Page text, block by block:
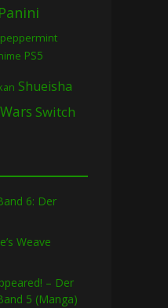
Panini
peppermint
PS5
Shueisha
Switch
6: Der
Weave
– Der
5 (Manga)